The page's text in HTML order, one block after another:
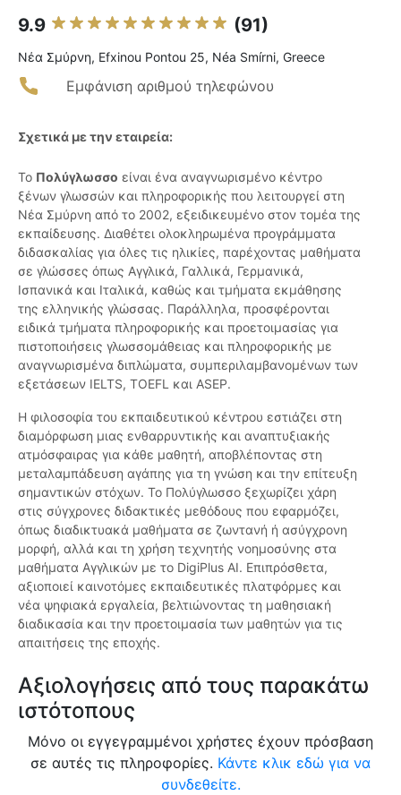
9.9 (91)
Νέα Σμύρνη, Efxinou Pontou 25, Néa Smírni, Greece
Εμφάνιση αριθμού τηλεφώνου
Σχετικά με την εταιρεία:
Το Πολύγλωσσο είναι ένα αναγνωρισμένο κέντρο
ξένων γλωσσών και πληροφορικής που λειτουργεί στη
Νέα Σμύρνη από το 2002, εξειδικευμένο στον τομέα της
εκπαίδευσης. Διαθέτει ολοκληρωμένα προγράμματα
διδασκαλίας για όλες τις ηλικίες, παρέχοντας μαθήματα
σε γλώσσες όπως Αγγλικά, Γαλλικά, Γερμανικά,
Ισπανικά και Ιταλικά, καθώς και τμήματα εκμάθησης
της ελληνικής γλώσσας. Παράλληλα, προσφέρονται
ειδικά τμήματα πληροφορικής και προετοιμασίας για
πιστοποιήσεις γλωσσομάθειας και πληροφορικής με
αναγνωρισμένα διπλώματα, συμπεριλαμβανομένων των
εξετάσεων IELTS, TOEFL και ASEP.
Η φιλοσοφία του εκπαιδευτικού κέντρου εστιάζει στη
διαμόρφωση μιας ενθαρρυντικής και αναπτυξιακής
ατμόσφαιρας για κάθε μαθητή, αποβλέποντας στη
μεταλαμπάδευση αγάπης για τη γνώση και την επίτευξη
σημαντικών στόχων. Το Πολύγλωσσο ξεχωρίζει χάρη
στις σύγχρονες διδακτικές μεθόδους που εφαρμόζει,
όπως διαδικτυακά μαθήματα σε ζωντανή ή ασύγχρονη
μορφή, αλλά και τη χρήση τεχνητής νοημοσύνης στα
μαθήματα Αγγλικών με το DigiPlus AI. Επιπρόσθετα,
αξιοποιεί καινοτόμες εκπαιδευτικές πλατφόρμες και
νέα ψηφιακά εργαλεία, βελτιώνοντας τη μαθησιακή
διαδικασία και την προετοιμασία των μαθητών για τις
απαιτήσεις της εποχής.
Αξιολογήσεις από τους παρακάτω
ιστότοπους
Μόνο οι εγγεγραμμένοι χρήστες έχουν πρόσβαση
σε αυτές τις πληροφορίες. Κάντε κλικ εδώ για να
συνδεθείτε.